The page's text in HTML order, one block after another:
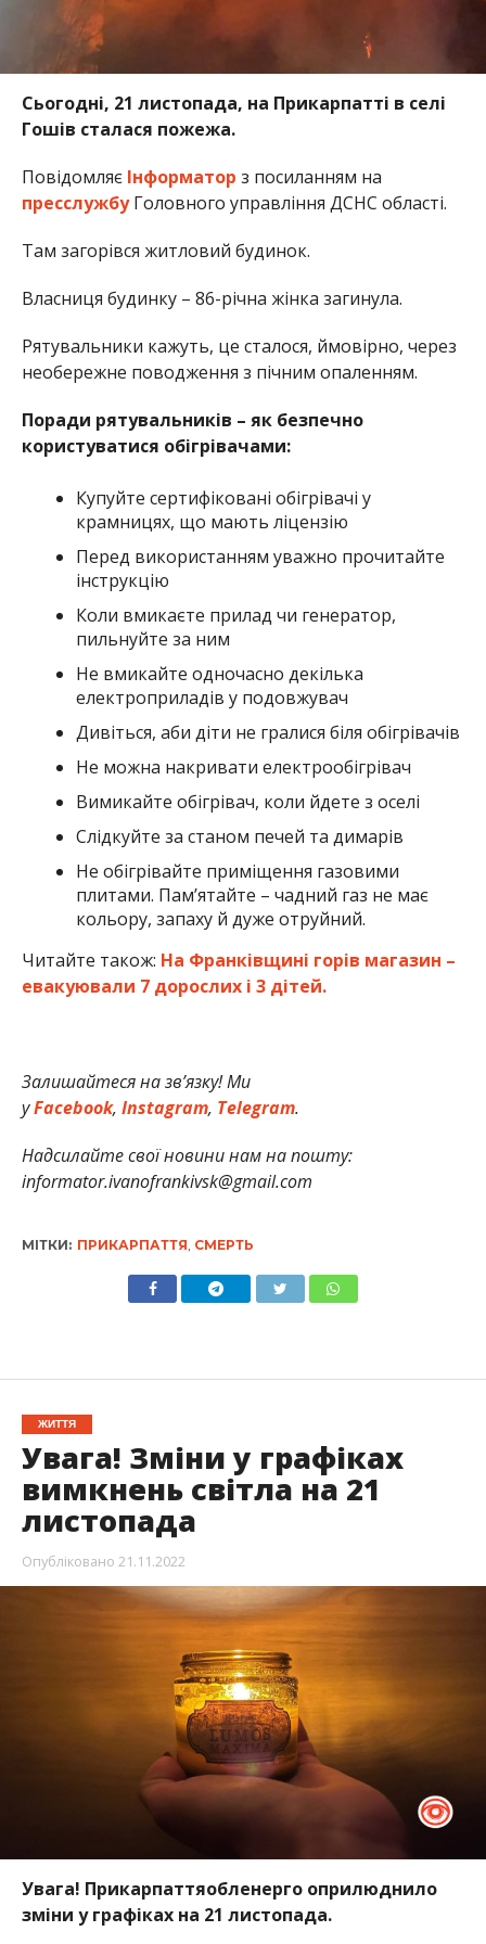
Сьогодні, 21 листопада, на Прикарпатті в селі
Гошів сталася пожежа.
Повідомляє Інформатор з посиланням на
пресслужбуГоловного управління ДСНС області.
Там загорівся житловий будинок.
Власниця будинку – 86-річна жінка загинула.
Рятувальники кажуть, це сталося, ймовірно, через
необережне поводження з пічним опаленням.
Поради рятувальників – як безпечно
користуватися обігрівачами:
Купуйте сертифіковані обігрівачі у
крамницях, що мають ліцензію
Перед використанням уважно прочитайте
інструкцію
Коли вмикаєте прилад чи генератор,
пильнуйте за ним
Не вмикайте одночасно декілька
електроприладів у подовжувач
Дивіться, аби діти не гралися біля обігрівачів
Не можна накривати електрообігрівач
Вимикайте обігрівач, коли йдете з оселі
Слідкуйте за станом печей та димарів
Не обігрівайте приміщення газовими
плитами. Пам’ятайте – чадний газ не має
кольору, запаху й дуже отруйний.
Читайте також: На Франківщині горів магазин –
евакуювали 7 дорослих і 3 дітей.
Залишайтеся на зв’язку! Ми
уFacebook, Instagram, Telegram.
Надсилайте свої новини нам на пошту:
informator.ivanofrankivsk@gmail.com
МІТКИ: ПРИКАРПАТТЯ СМЕРТЬ
ЖИТТЯ
Увага! Зміни у графіках
вимкнень світла на 21
листопада
Опубліковано 21.11.2022
Увага! Прикарпаттяобленерго оприлюднило
зміни у графіках на 21 листопада.